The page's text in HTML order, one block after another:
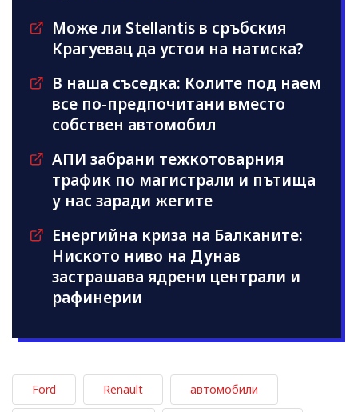
Може ли Stellantis в сръбския
Крагуевац да устои на натиска?
В наша съседка: Колите под наем
все по-предпочитани вместо
собствен автомобил
АПИ забрани тежкотоварния
трафик по магистрали и пътища
у нас заради жегите
Енергийна криза на Балканите:
Ниското ниво на Дунав
застрашава ядрени централи и
рафинерии
Ford Renault автомобили